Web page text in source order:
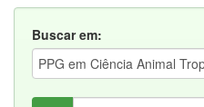
Buscar em: